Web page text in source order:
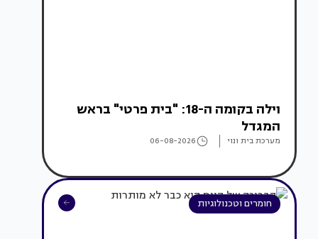
וילה בקומה ה-18: "בית פרטי" בראש
המגדל
מערכת בית ונוי 06-08-2026
חומרים וטכנולוגיות